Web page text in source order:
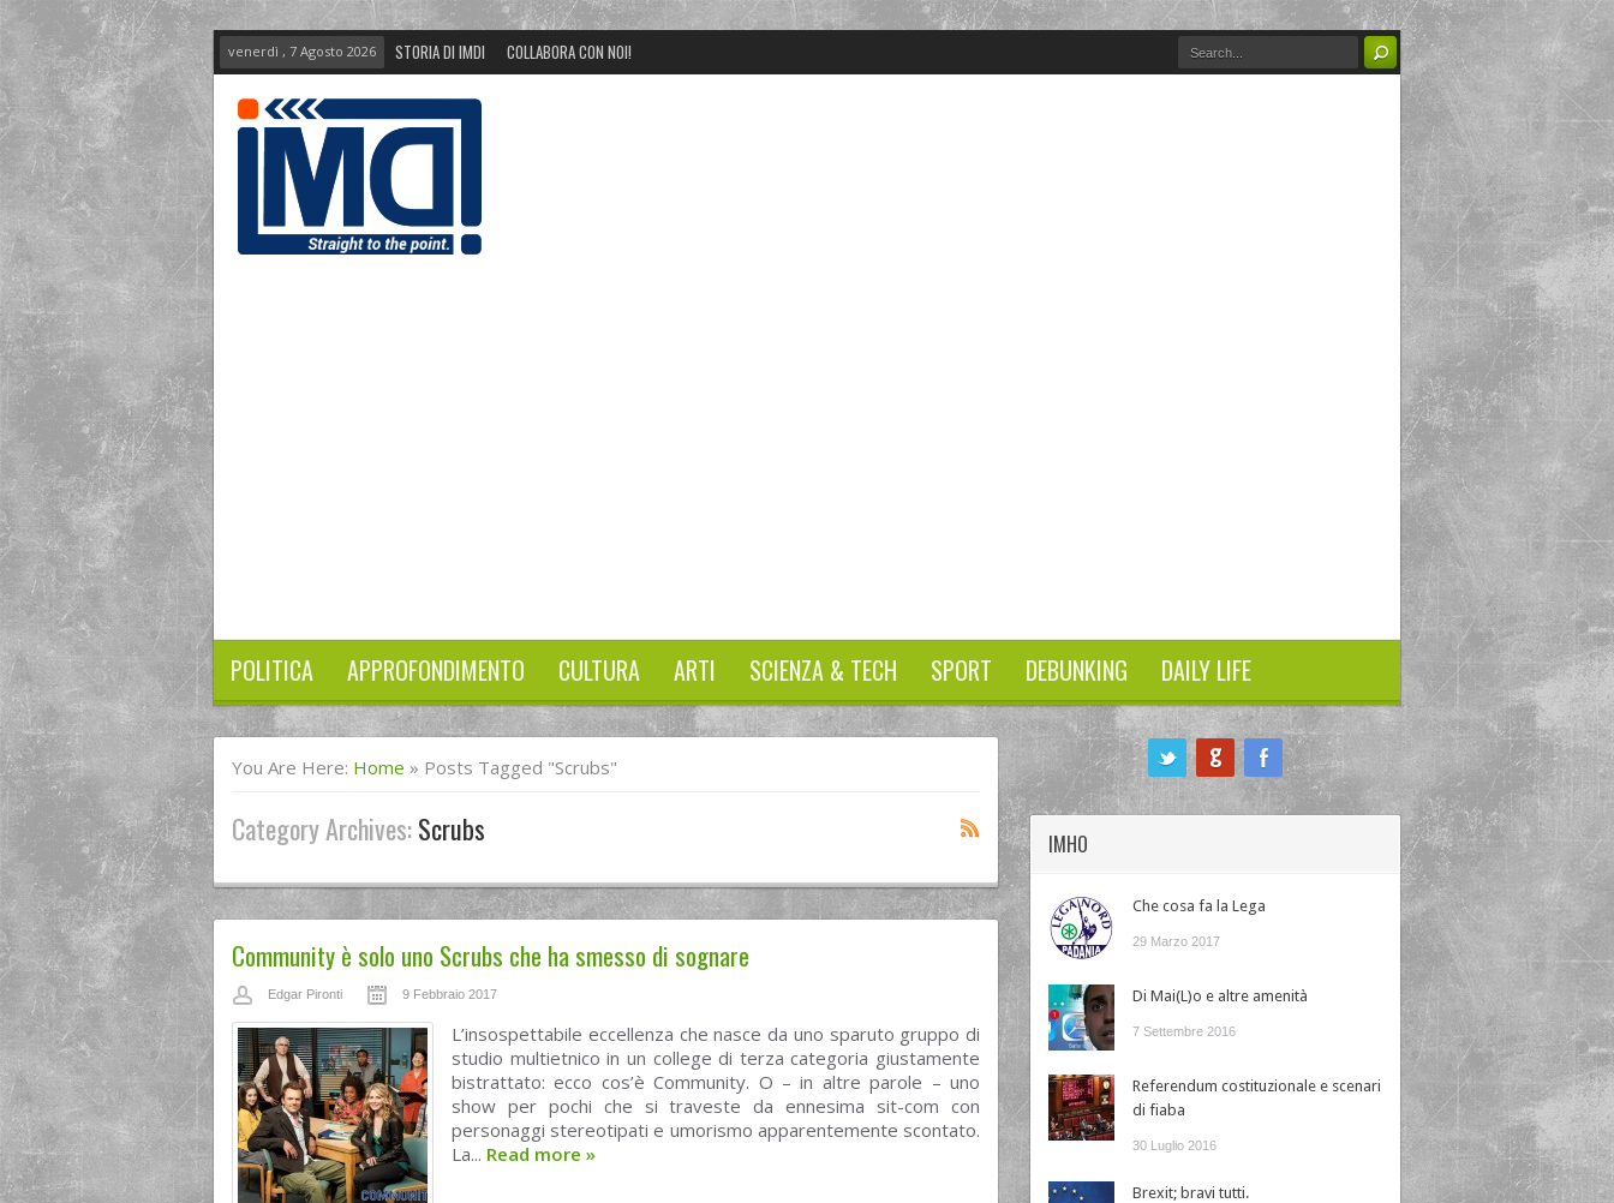
venerdì , 7 Agosto 2026 STORIA DI IMDI COLLABORA CON NOI!
POLITICA APPROFONDIMENTO CULTURA ARTI SCIENZA & TECH SPORT DEBUNKING DAILY LIFE
You Are Here: Home » Posts Tagged "Scrubs"
Category Archives:Scrubs
Community è solo uno Scrubs che ha smesso di sognare
Edgar Pironti 9 Febbraio 2017
L’insospettabile eccellenza che nasce da uno sparuto gruppo di
studio multietnico in un college di terza categoria giustamente
bistrattato: ecco cos’è Community. O – in altre parole – uno
show per pochi che si traveste da ennesima sit-com con
personaggi stereotipati e umorismo apparentemente scontato.
La... Read more »
IMHO
Che cosa fa la Lega
29 Marzo 2017
Di Mai(L)o e altre amenità
7 Settembre 2016
Referendum costituzionale e scenari
di fiaba
30 Luglio 2016
Brexit; bravi tutti.